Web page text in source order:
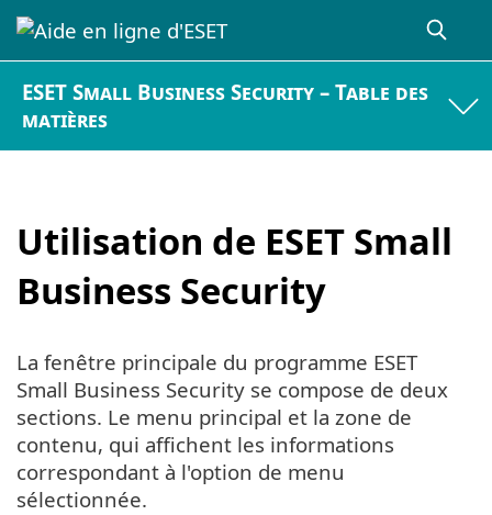
ESET Small Business Security – Table des
matières
Utilisation de ESET Small
Business Security
La fenêtre principale du programme ESET
Small Business Security se compose de deux
sections. Le menu principal et la zone de
contenu, qui affichent les informations
correspondant à l'option de menu
sélectionnée.